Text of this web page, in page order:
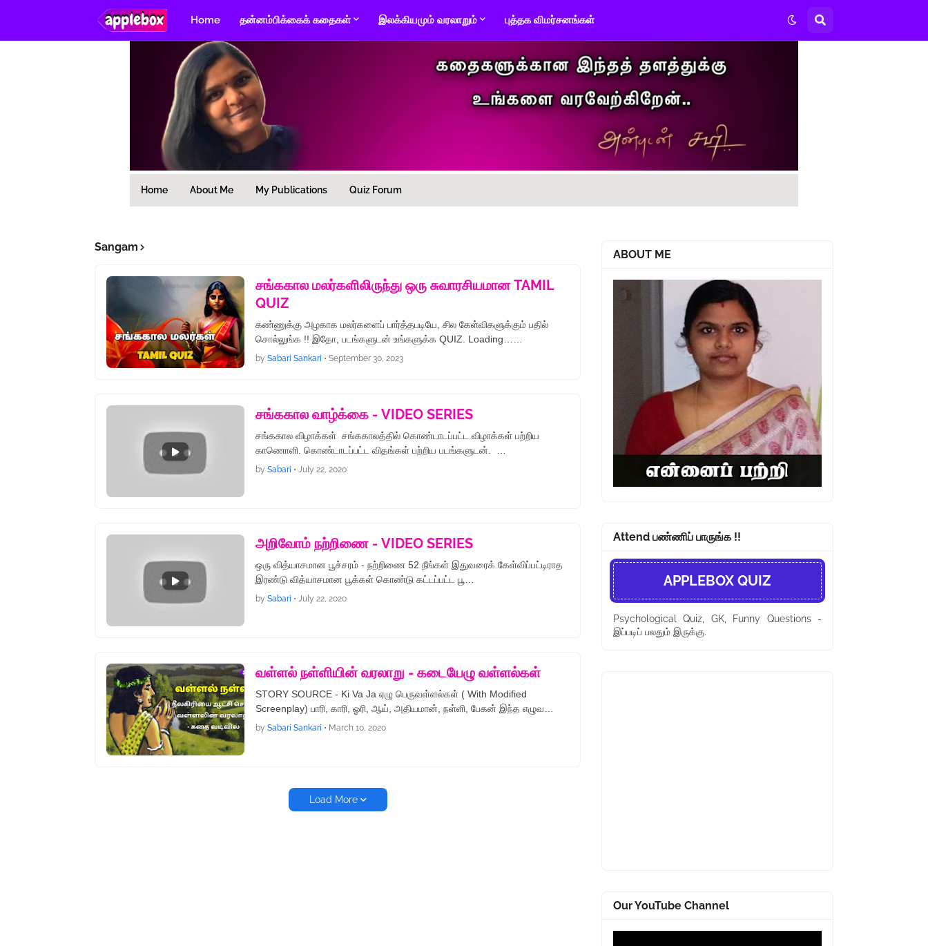
Home தன்னம்பிக்கைக் கதைகள் இலக்கியமும் வரலாறும் புத்தக விமர்சனங்கள்
Home About Me My Publications Quiz Forum
Sangam
சங்ககால மலர்களிலிருந்து ஒரு சுவாரசியமான TAMIL
QUIZ
கண்ணுக்கு அழகாக மலர்களைப் பார்த்தபடியே, சில கேள்விகளுக்கும் பதில்
சொல்லுங்க !! இதோ, படங்களுடன் உங்களுக்க QUIZ. Loading……
by Sabari Sankari • September 30, 2023
சங்ககால வாழ்க்கை - VIDEO SERIES
சங்ககால விழாக்கள் சங்ககாலத்தில் கொண்டாடப்பட்ட விழாக்கள் பற்றிய
காணொளி. கொண்டாடப்பட்ட விதங்கள் பற்றிய படங்களுடன். …
by Sabari • July 22, 2020
அறிவோம் நற்றிணை - VIDEO SERIES
ஒரு வித்யாசமான பூச்சரம் - நற்றிணை 52 நீங்கள் இதுவரைக் கேள்விப்பட்டிராத
இரண்டு வித்யாசமான பூக்கள் கொண்டு கட்டப்பட்ட பூ…
by Sabari • July 22, 2020
வள்ளல் நள்ளியின் வரலாறு - கடையேழு வள்ளல்கள்
STORY SOURCE - Ki Va Ja ஏழு பெருவள்ளல்கள் ( With Modified
Screenplay) பாரி, காரி, ஓரி, ஆய், அதியமான், நள்ளி, பேகன் இந்த எழுவ…
by Sabari Sankari • March 10, 2020
Load More
ABOUT ME
Attend பண்ணிப் பாருங்க !!
APPLEBOX QUIZ
Psychological Quiz, GK, Funny Questions -
இப்படிப் பலதும் இருக்கு.
Our YouTube Channel